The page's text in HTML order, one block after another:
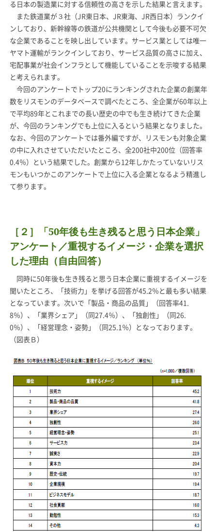
る日本の製造業に対する信頼性の高さを示した結果と言えます。
また鉄道業が３社（JR東日本、JR東海、JR西日本）ランクイ
ンしており、新幹線等の鉄道が公共機関として今後も必要不可欠
な企業であることを映し出しています。サービス業としては唯一
ヤマト運輸がランクインしており、サービス品質の高さに加え、
宅配事業が社会インフラとして機能していることを示唆する結果
と考えられます。
今回のアンケートでトップ20にランキングされた企業の創業年
数をリスモンのデータベースで調べたところ、全企業が60年以上
で平均89年とこれまでの長い歴史の中でも生き続けてきた企業
が、今回のランキングでも上位に入るという結果となりました。
なお、今回のアンケートでは番外編ですが、リスモンも対象企業
の中に入れさせていただいたところ、全200社中200位（回答率
0.4％）という結果でした。創業から12年しかたっていないリス
モンもいつかこのアンケートで上位に入る企業となるよう精進し
て参ります。
［２］「50年後も生き残ると思う日本企業」
アンケート／重視するイメージ・企業を選択
した理由（自由回答）
同時に50年後も生き残ると思う日本企業に重視するイメージを
聞いたところ、「技術力」を挙げる回答が45.2％と最も多い結果
となっています。次いで「製品・商品の品質」（回答率41.
8％）、「業界シェア」（同27.4％）、「独創性」（同26.
0％）、「経営理念・姿勢」（同25.1％）となっております。
（図表Ｂ）